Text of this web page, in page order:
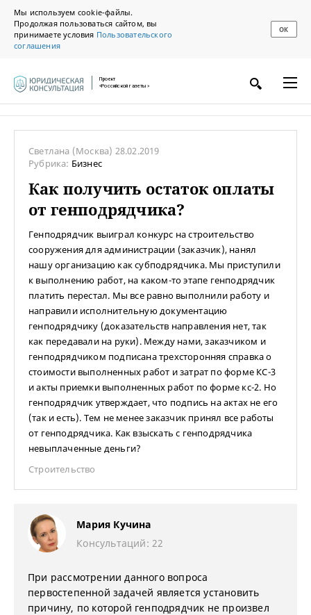
Мы используем cookie-файлы.
Продолжая пользоваться сайтом, вы
принимаете условия Пользовательского
соглашения
ОК
Проект
«Российской газеты»
Светлана (Москва) 28.02.2019
Рубрика: Бизнес
Как получить остаток оплаты
от генподрядчика?
Генподрядчик выиграл конкурс на строительство
сооружения для администрации (заказчик), нанял
нашу организацию как субподрядчика. Мы приступили
к выполнению работ, на каком-то этапе генподрядчик
платить перестал. Мы все равно выполнили работу и
направили исполнительную документацию
генподрядчику (доказательств направления нет, так
как передавали на руки). Между нами, заказчиком и
генподрядчиком подписана трехсторонняя справка о
стоимости выполненных работ и затрат по форме КС-3
и акты приемки выполненных работ по форме кс-2. Но
генподрядчик утверждает, что подпись на актах не его
(так и есть). Тем не менее заказчик принял все работы
от генподрядчика. Как взыскать с генподрядчика
невыплаченные деньги?
Строительство
Мария Кучина
Консультаций: 22
При рассмотрении данного вопроса
первостепенной задачей является установить
причину, по которой генподрядчик не произвел